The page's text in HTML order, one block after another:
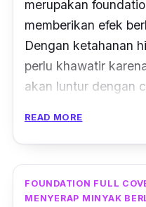
aging agent.
cair ini adalah
antioksidan, dan
mampu melindungi
tetap menjaga
Untuk hasil terbaik
gunakan sponge
akan membantu
baik dan tahan
merupakan
memberikan efek
Dengan ketahanan
perlu khawatir
akan luntur dengan
Kandungan
terbaik ini akan
nyaman di kulit dan
halus. Kelebihan
Lauder adalah
READ MORE
FOUNDATION FULL
MENYERAP MINYAK